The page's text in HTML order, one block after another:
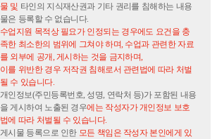
물 및 타인의 지식재산권과 기타 권리를 침해하는 내용
물은 등록할 수 없습니다.
수업지원 목적상 필요가 인정되는 경우에도 요건을 충
족한 최소한의 범위에 그쳐야 하며, 수업과 관련한 자료
를 외부에 공개, 게시하는 것을 금지하며,
이를 위반한 경우 저작권 침해로서 관련법에 따라 처벌
될 수 있습니다.
개인정보(주민등록번호, 성명, 연락처 등)가 포함된 내용
을 게시하여 노출된 경우에는 작성자가 개인정보 보호
법에 따라 처벌될 수 있습니다.
게시물 등록으로 인한 모든 책임은 작성자 본인에게 있